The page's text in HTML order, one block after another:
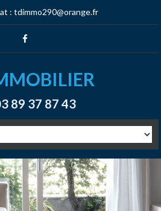
: tdimmo290@orange.fr
89 37 87 43